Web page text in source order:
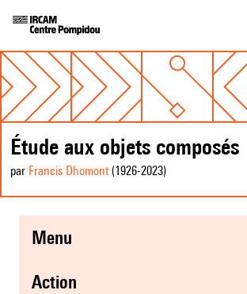
Étude aux objets composés
par Francis Dhomont(1926-2023)
menu
action